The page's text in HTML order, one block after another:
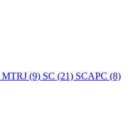
MTRJ (9) SC (21) SCAPC (8)